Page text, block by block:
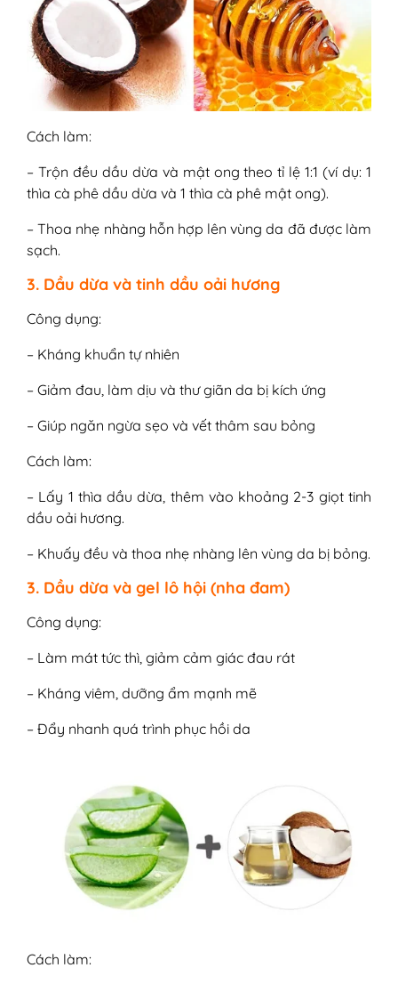
Cách làm:
– Trộn đều dầu dừa và mật ong theo tỉ lệ 1:1 (ví dụ: 1
thìa cà phê dầu dừa và 1 thìa cà phê mật ong).
– Thoa nhẹ nhàng hỗn hợp lên vùng da đã được làm
sạch.
3. Dầu dừa và tinh dầu oải hương
Công dụng:
– Kháng khuẩn tự nhiên
– Giảm đau, làm dịu và thư giãn da bị kích ứng
– Giúp ngăn ngừa sẹo và vết thâm sau bỏng
Cách làm:
– Lấy 1 thìa dầu dừa, thêm vào khoảng 2-3 giọt tinh
dầu oải hương.
– Khuấy đều và thoa nhẹ nhàng lên vùng da bị bỏng.
3. Dầu dừa và gel lô hội (nha đam)
Công dụng:
– Làm mát tức thì, giảm cảm giác đau rát
– Kháng viêm, dưỡng ẩm mạnh mẽ
– Đẩy nhanh quá trình phục hồi da
Cách làm: